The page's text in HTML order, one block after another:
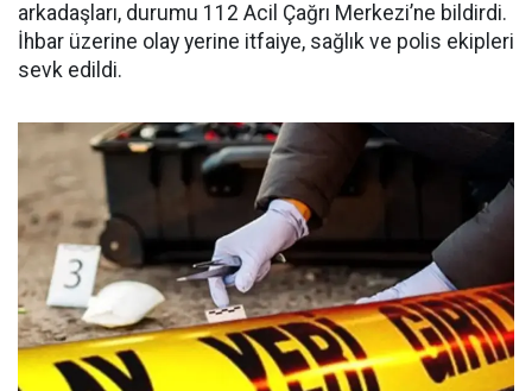
arkadaşları, durumu 112 Acil Çağrı Merkezi’ne bildirdi.
İhbar üzerine olay yerine itfaiye, sağlık ve polis ekipleri
sevk edildi.